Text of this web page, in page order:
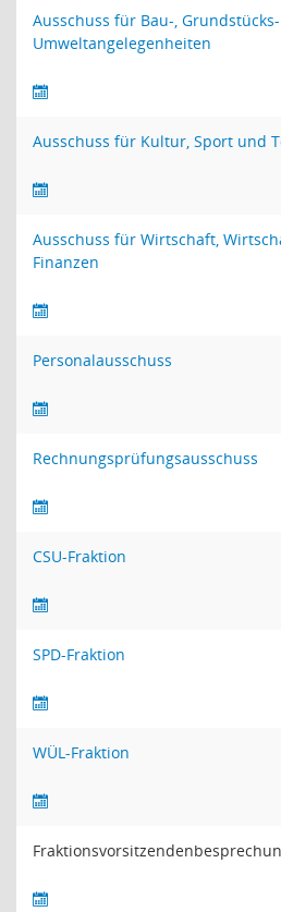
Ausschuss für Bau-,
Umweltangelegenheiten
Ausschuss für Kultur, Sport und
Ausschuss für Wirtschaft,
Finanzen
Personalausschuss
Rechnungsprüfungsausschuss
CSU-Fraktion
SPD-Fraktion
WÜL-Fraktion